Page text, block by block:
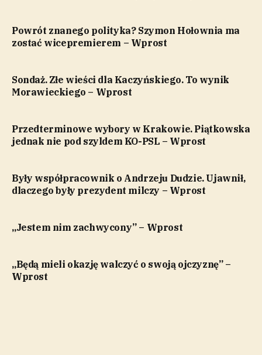
Powrót znanego polityka? Szymon Hołownia ma
zostać wicepremierem – Wprost
Sondaż. Złe wieści dla Kaczyńskiego. To wynik
Morawieckiego – Wprost
Przedterminowe wybory w Krakowie. Piątkowska
jednak nie pod szyldem KO-PSL – Wprost
Były współpracownik o Andrzeju Dudzie. Ujawnił,
dlaczego były prezydent milczy – Wprost
„Jestem nim zachwycony” – Wprost
„Będą mieli okazję walczyć o swoją ojczyznę” –
Wprost